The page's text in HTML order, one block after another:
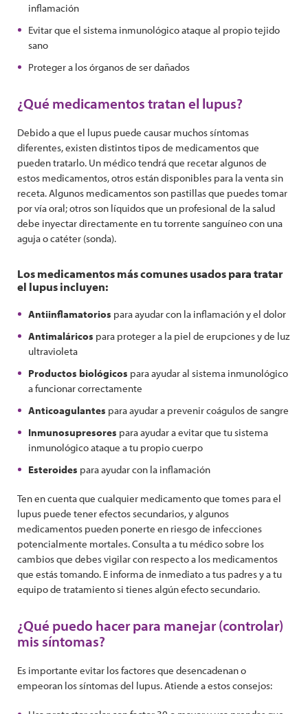
inflamación
Evitar que el sistema inmunológico ataque al propio tejido
sano
Proteger a los órganos de ser dañados
¿Qué medicamentos tratan el lupus?
Debido a que el lupus puede causar muchos síntomas
diferentes, existen distintos tipos de medicamentos que
pueden tratarlo. Un médico tendrá que recetar algunos de
estos medicamentos, otros están disponibles para la venta sin
receta. Algunos medicamentos son pastillas que puedes tomar
por vía oral; otros son líquidos que un profesional de la salud
debe inyectar directamente en tu torrente sanguíneo con una
aguja o catéter (sonda).
Los medicamentos más comunes usados para tratar
el lupus incluyen:
Antiinflamatorios para ayudar con la inflamación y el dolor
Antimaláricos para proteger a la piel de erupciones y de luz
ultravioleta
Productos biológicos para ayudar al sistema inmunológico
a funcionar correctamente
Anticoagulantes para ayudar a prevenir coágulos de sangre
Inmunosupresores para ayudar a evitar que tu sistema
inmunológico ataque a tu propio cuerpo
Esteroides para ayudar con la inflamación
Ten en cuenta que cualquier medicamento que tomes para el
lupus puede tener efectos secundarios, y algunos
medicamentos pueden ponerte en riesgo de infecciones
potencialmente mortales. Consulta a tu médico sobre los
cambios que debes vigilar con respecto a los medicamentos
que estás tomando. E informa de inmediato a tus padres y a tu
equipo de tratamiento si tienes algún efecto secundario.
¿Qué puedo hacer para manejar (controlar)
mis síntomas?
Es importante evitar los factores que desencadenan o
empeoran los síntomas del lupus. Atiende a estos consejos: